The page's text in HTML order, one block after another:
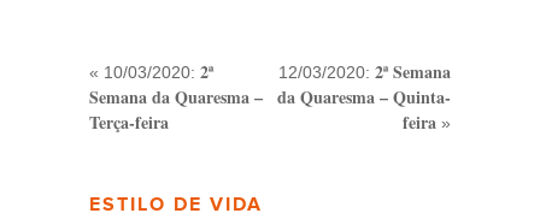
« 10/03/2020: 2ª
Semana da Quaresma –
Terça-feira
12/03/2020: 2ª Semana
da Quaresma – Quinta-
feira »
ESTILO DE VIDA